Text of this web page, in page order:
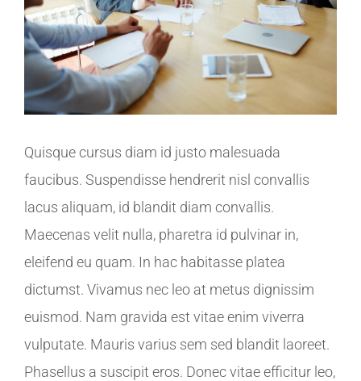
Quisque cursus diam id justo malesuada
faucibus. Suspendisse hendrerit nisl convallis
lacus aliquam, id blandit diam convallis.
Maecenas velit nulla, pharetra id pulvinar in,
eleifend eu quam. In hac habitasse platea
dictumst. Vivamus nec leo at metus dignissim
euismod. Nam gravida est vitae enim viverra
vulputate. Mauris varius sem sed blandit laoreet.
Phasellus a suscipit eros. Donec vitae efficitur leo,